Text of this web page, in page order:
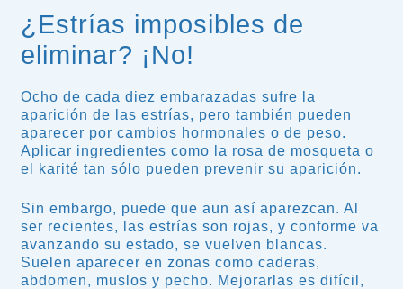
¿Estrías imposibles de
eliminar? ¡No!
Ocho de cada diez embarazadas sufre la
aparición de las estrías, pero también pueden
aparecer por cambios hormonales o de peso.
Aplicar ingredientes como la rosa de mosqueta o
el karité tan sólo pueden prevenir su aparición.
Sin embargo, puede que aun así aparezcan. Al
ser recientes, las estrías son rojas, y conforme va
avanzando su estado, se vuelven blancas.
Suelen aparecer en zonas como caderas,
abdomen, muslos y pecho. Mejorarlas es difícil,